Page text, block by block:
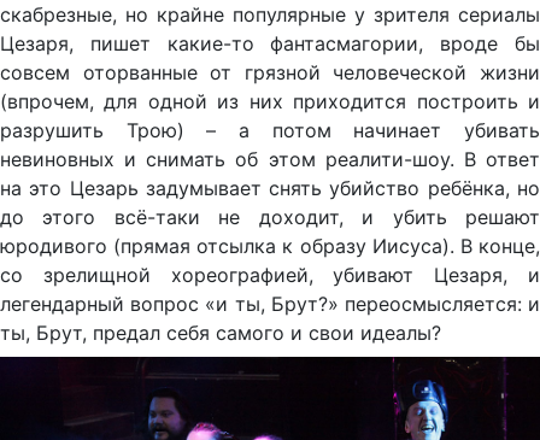
скабрезные, но крайне популярные у зрителя сериалы
Цезаря, пишет какие-то фантасмагории, вроде бы
совсем оторванные от грязной человеческой жизни
(впрочем, для одной из них приходится построить и
разрушить Трою) – а потом начинает убивать
невиновных и снимать об этом реалити-шоу. В ответ
на это Цезарь задумывает снять убийство ребёнка, но
до этого всё-таки не доходит, и убить решают
юродивого (прямая отсылка к образу Иисуса). В конце,
со зрелищной хореографией, убивают Цезаря, и
легендарный вопрос «и ты, Брут?» переосмысляется: и
ты, Брут, предал себя самого и свои идеалы?